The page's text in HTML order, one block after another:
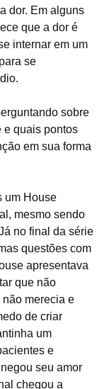
dor. Em alguns
que a dor é
internar em um
se
sobre
e quais pontos
em sua forma
um House
mesmo sendo
no final da série
questões com
apresentava
que não
merecia e
de criar
um
e
seu amor
chegou a